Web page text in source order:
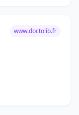
www.doctolib.fr